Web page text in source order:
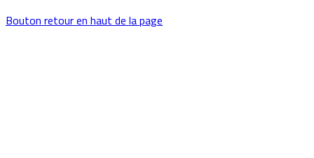
Bouton retour en haut de la page